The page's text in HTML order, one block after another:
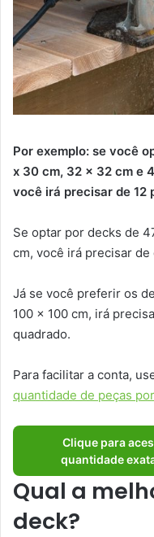
Por exemplo: se você
x 30 cm, 32 x 32 cm e
você irá precisar de 12
Se optar por decks de
cm, você irá precisar
Já se você preferir os
100 x 100 cm, irá
quadrado.
Para facilitar a conta,
quantidade de peças
Clique para
quantidade
Qual a
deck?